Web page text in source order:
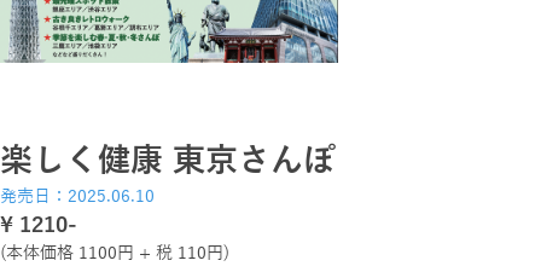
楽しく健康 東京さんぽ
発売日：2025.06.10
\ 1210-
(本体価格 1100円 + 税 110円)